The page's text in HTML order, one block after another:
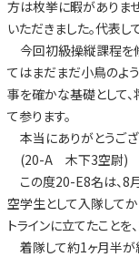
方は枚挙に暇がありま
いただきました。代表し
今回初級操縦課程を
てはまだまだ小鳥のよ
事を確かな基礎として
て参ります。
本当にありがとうござ
(20-A 木下3空尉)
この度20-E8名は、8
空学生として入隊して
トラインに立てたことを
着隊して約1ヶ月半が